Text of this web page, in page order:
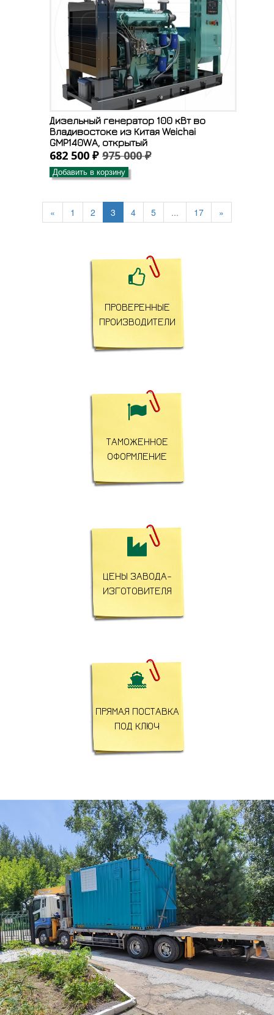
Дизельный генератор 100 кВт во
Владивостоке из Китая Weichai
GMP140WA, открытый
682 500 ₽ 975 000 ₽
Добавить в корзину
« 1 2 3 4 5 ... 17 »

ПРОВЕРЕННЫЕ
ПРОИЗВОДИТЕЛИ

ТАМОЖЕННОЕ
ОФОРМЛЕНИЕ

ЦЕНЫ ЗАВОДА-
ИЗГОТОВИТЕЛЯ

ПРЯМАЯ ПОСТАВКА
ПОД КЛЮЧ